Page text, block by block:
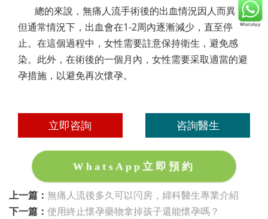
總的來說，無痛人流手術後的出血情況因人而異，
但通常情況下，出血會在1-2周內逐漸減少，直至停
止。在這個過程中，女性需要註意保持衛生，避免感
染。此外，在術後的一個月內，女性需要采取適當的避
孕措施，以避免再次懷孕。
立即咨詢 咨詢醫生
WhatsApp立即預約
上一篇： 無痛人流後多久可以同房，婦科醫生專業介紹
下一篇： 使用終止懷孕藥物拿掉孩子還能懷孕嗎？